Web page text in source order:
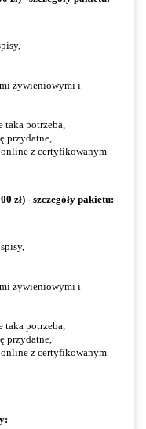
żywieniowymi i
taka potrzeba,
przydatne,
z certyfikowanym
zł) - szczegóły pakietu:
żywieniowymi i
taka potrzeba,
przydatne,
z certyfikowanym